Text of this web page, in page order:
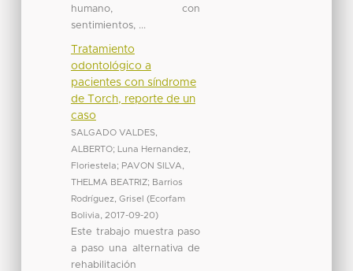
humano, con
sentimientos, ...
Tratamiento
odontológico a
pacientes con síndrome
de Torch, reporte de un
caso
SALGADO VALDES,
ALBERTO;
Luna Hernandez,
Floriestela; PAVON SILVA,
THELMA BEATRIZ; Barrios
Rodríguez, Grisel
(Ecorfam
Bolivia
2017-09-20)
Este trabajo muestra paso
a paso una alternativa de
rehabilitación